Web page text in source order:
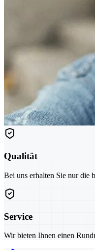
Qualität
Bei uns erhalten Sie nur die
Service
Wir bieten Ihnen einen